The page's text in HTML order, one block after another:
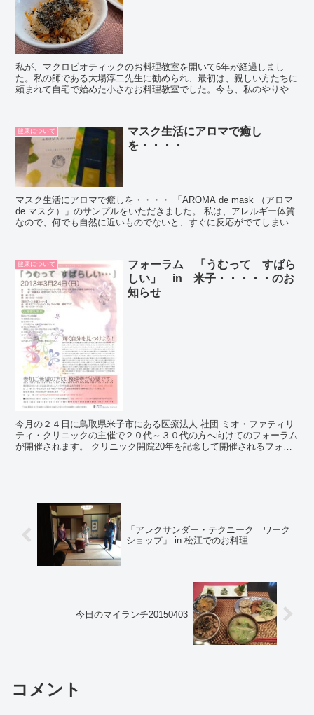
私が、マクロビオティックのお料理教室を開いて6年が経過しまし
た。私の師である大場淳二先生に勧められ、最初は、親しい方たちに
頼まれて自宅で始めた小さなお料理教室でした。今も、私のやりやす
健康について
マスク生活にアロマで癒し
を・・・・
マスク生活にアロマで癒しを・・・・ 「AROMA de mask （アロマ
de マスク）」のサンプルをいただきました。 私は、アレルギー体質
なので、何でも自然に近いものでないと、すぐに反応がでてしまいま
健康について
フォーラム 「うむって すばら
しい」 in 米子・・・・・のお
知らせ
今月の２４日に鳥取県米子市にある医療法人 社団 ミオ・ファティリ
ティ・クリニックの主催で２０代～３０代の方へ向けてのフォーラム
が開催されます。 クリニック開院20年を記念して開催されるフォー
「アレクサンダー・テクニーク ワーク
ショップ」 in 松江でのお料理
今日のマイランチ20150403
コメント